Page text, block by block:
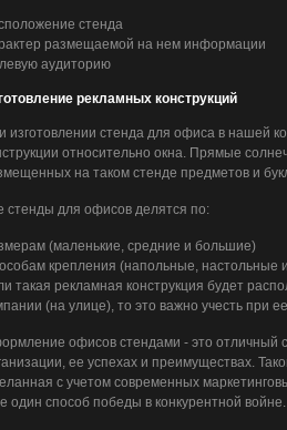
стенда
размещаемой на нем информации
аудиторию
рекламных конструкций
изготовлении стенда для офиса в нашей
относительно окна. Прямые
на таком стенде предметов и
стенды для офисов делятся по:
(маленькие, средние и большие)
крепления (напольные, настольные
такая рекламная конструкция будет
(на улице), то это важно учесть при
офисов стендами - это отличный
ее успехах и преимуществах.
с учетом современных
один способ победы в конкурентной войне.